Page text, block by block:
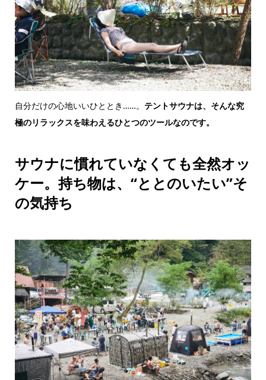
自分だけの心地いいひととき……。 テントサウナは、そんな究
極のリラックスを味わえるひとつのツールなのです。
サウナに慣れていなくても全然オッ
ケー。持ち物は、“ととのいたい”そ
の気持ち